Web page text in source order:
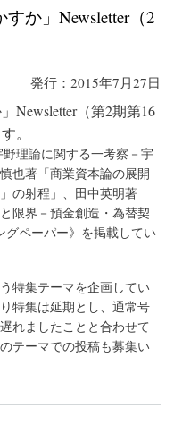
か」Newsletter（2
発行：2015年7月27日
Newsletter（第2期第16
。
理論に関する一考察－宇
也著「商業資本論の展開
の射程」、田中英明著
限界－預金創造・為替契
グペーパー》を掲載してい
特集テーマを企画してい
特集は延期とし、通常号
れましたことと合わせて
テーマでの投稿も募集い